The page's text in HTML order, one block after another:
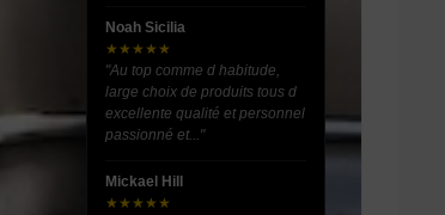
Noah Sicilia
★★★★★
"Au top comme d habitude,
large choix de produits tous d
excellente qualité et personnel
passionné et..."
Mickael Hill
★★★★★